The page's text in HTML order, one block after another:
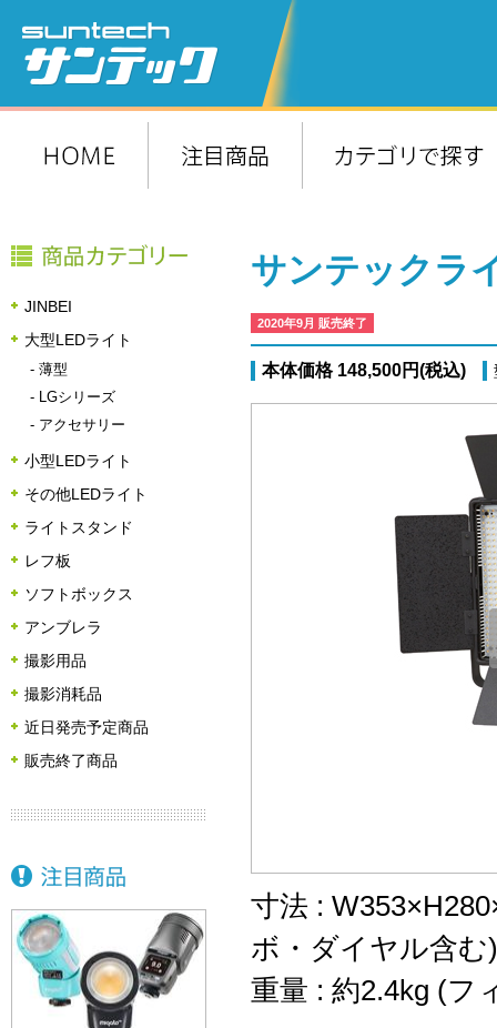
サンテックラ
2020年9月 販売終了
本体価格 148,500円(税込)
寸法 :
ボ・ダイヤル含む)
重量 : 約2.4kg (フ
JINBEI
大型LEDライト
- 薄型
- LGシリーズ
- アクセサリー
小型LEDライト
その他LEDライト
ライトスタンド
レフ板
ソフトボックス
アンブレラ
撮影用品
撮影消耗品
近日発売予定商品
販売終了商品